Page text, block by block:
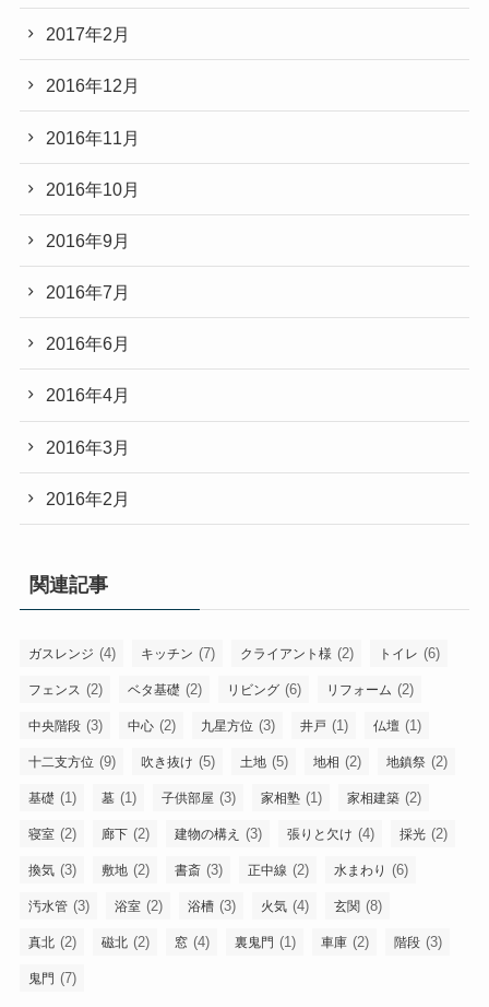
2017年2月
2016年12月
2016年11月
2016年10月
2016年9月
2016年7月
2016年6月
2016年4月
2016年3月
2016年2月
関連記事
ガスレンジ (4) キッチン (7) クライアント様 (2) トイレ (6)
フェンス (2) ベタ基礎 (2) リビング (6) リフォーム (2)
中央階段 (3) 中心 (2) 九星方位 (3) 井戸 (1) 仏壇 (1)
十二支方位 (9) 吹き抜け (5) 土地 (5) 地相 (2) 地鎮祭 (2)
基礎 (1) 墓 (1) 子供部屋 (3) 家相塾 (1) 家相建築 (2)
寝室 (2) 廊下 (2) 建物の構え (3) 張りと欠け (4) 採光 (2)
換気 (3) 敷地 (2) 書斎 (3) 正中線 (2) 水まわり (6)
汚水管 (3) 浴室 (2) 浴槽 (3) 火気 (4) 玄関 (8)
真北 (2) 磁北 (2) 窓 (4) 裏鬼門 (1) 車庫 (2) 階段 (3)
鬼門 (7)